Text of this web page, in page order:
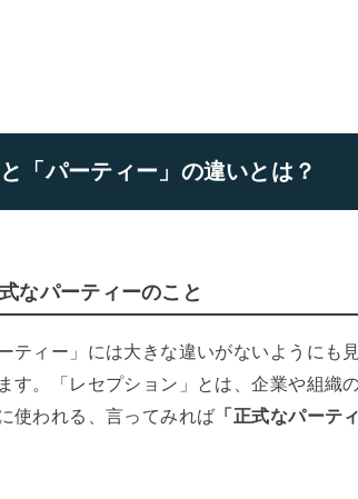
「パーティー」の違いとは？
なパーティーのこと
ティー」には大きな違いがないようにも
す。
「レセプション」とは、企業や組織
使われる、言ってみれば 「正式なパーテ